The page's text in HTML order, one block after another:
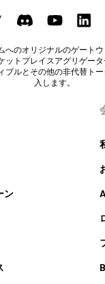
へのオリジナルのゲート
ットプレイスアグリゲー
ブルとその他の非代替ト
入します。
ン